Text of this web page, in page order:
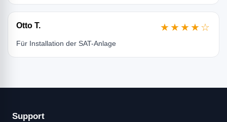
Otto T. ★★★★☆
Für Installation der SAT-Anlage
Support